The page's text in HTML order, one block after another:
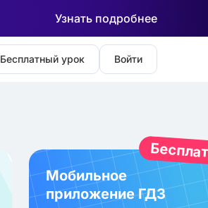
Узнать подробнее
Бесплатный урок Войти
Мобильное
приложение ГДЗ